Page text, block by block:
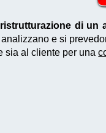
ristrutturazione di un
e si
sia al cliente per una